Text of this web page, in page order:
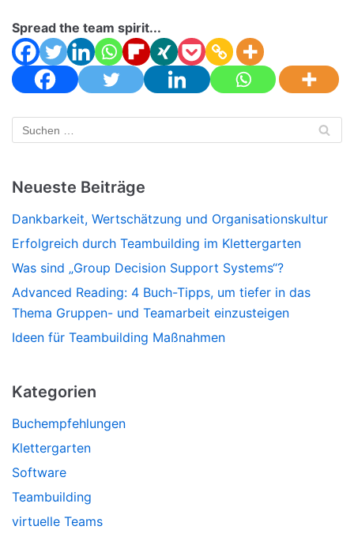
Spread the team spirit...
Neueste Beiträge
Dankbarkeit, Wertschätzung und Organisationskultur
Erfolgreich durch Teambuilding im Klettergarten
Was sind „Group Decision Support Systems“?
Advanced Reading: 4 Buch-Tipps, um tiefer in das
Thema Gruppen- und Teamarbeit einzusteigen
Ideen für Teambuilding Maßnahmen
Kategorien
Buchempfehlungen
Klettergarten
Software
Teambuilding
virtuelle Teams